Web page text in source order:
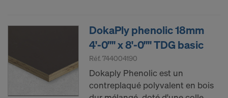
DokaPly phenolic 18mm
4'-0"" x 8'-0"" TDG basic
Réf. 744004190
Dokaply Phenolic est un
contreplaqué polyvalent en bois